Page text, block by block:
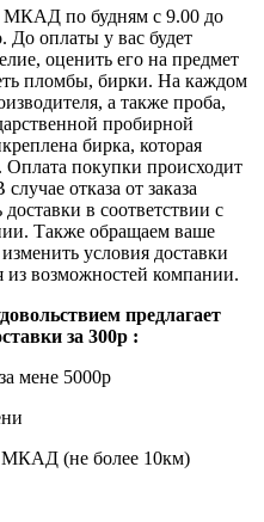
МКАД по будням с 9.00 до
До оплаты у вас будет
оценить его на предмет
пломбы, бирки. На каждом
а также проба,
пробирной
бирка, которая
Оплата покупки происходит
отказа от заказа
в соответствии с
Также обращаем ваше
условия доставки
из возможностей компании.
предлагает
за 300р :
мене 5000р
МКАД (не более 10км)